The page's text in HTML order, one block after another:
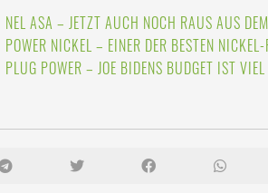
NEL ASA – JETZT AUCH NOCH RAUS AUS
POWER NICKEL – EINER DER BESTEN
PLUG POWER – JOE BIDENS BUDGET IST